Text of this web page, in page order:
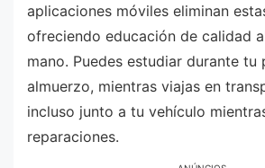
aplicaciones móviles eliminan
ofreciendo educación de calidad
mano. Puedes estudiar durante tu
almuerzo, mientras viajas en
incluso junto a tu vehículo
reparaciones.